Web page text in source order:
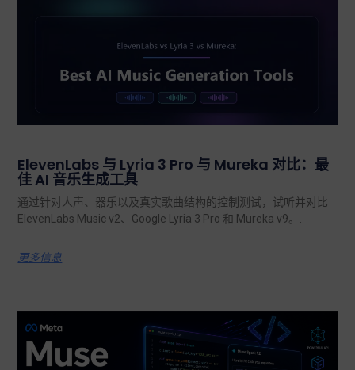
ElevenLabs 与 Lyria 3 Pro 与 Mureka 对比：最
佳 AI 音乐生成工具
通过针对人声、器乐以及真实歌曲结构的控制测试，试听并对比
ElevenLabs Music v2、Google Lyria 3 Pro 和 Mureka v9。.
更多信息